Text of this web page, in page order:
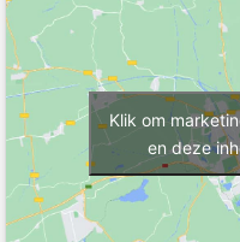
Klik om
en deze